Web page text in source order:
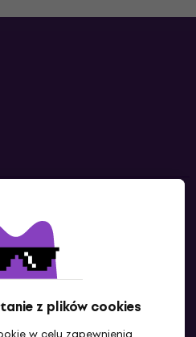
z plików cookies
się z nami